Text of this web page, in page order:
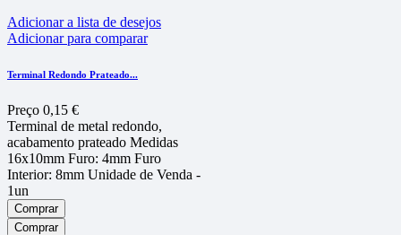
Adicionar a lista de desejos
Adicionar para comparar
Terminal Redondo Prateado...
Preço 0,15 €
Terminal de metal redondo,
acabamento prateado Medidas
16x10mm Furo: 4mm Furo
Interior: 8mm Unidade de Venda -
1un
Comprar
Comprar